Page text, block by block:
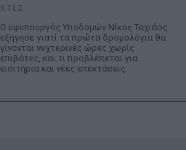
ΧΤΕΣ
Ο υφυπουργός Υποδομών Νίκος Ταχιάος
εξήγησε γιατί τα πρώτα δρομολόγια θα
γίνονται νυχτερινές ώρες χωρίς
επιβάτες, και τι προβλέπεται για
εισιτήρια και νέες επεκτάσεις.